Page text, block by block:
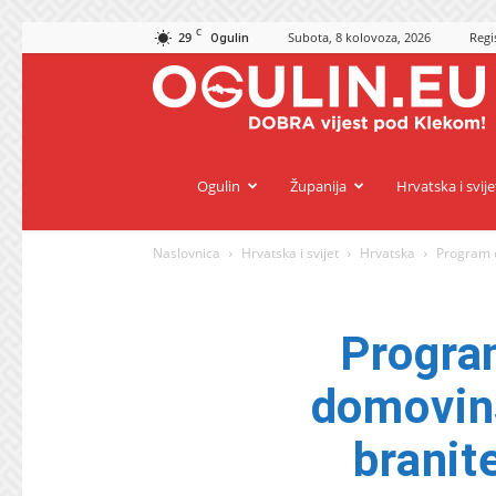
29 C Ogulin Subota, 8 kolovoza, 2026
Ogulin Županija Hrvatska i
Naslovnica Hrvatska i svijet Hrvatska Program